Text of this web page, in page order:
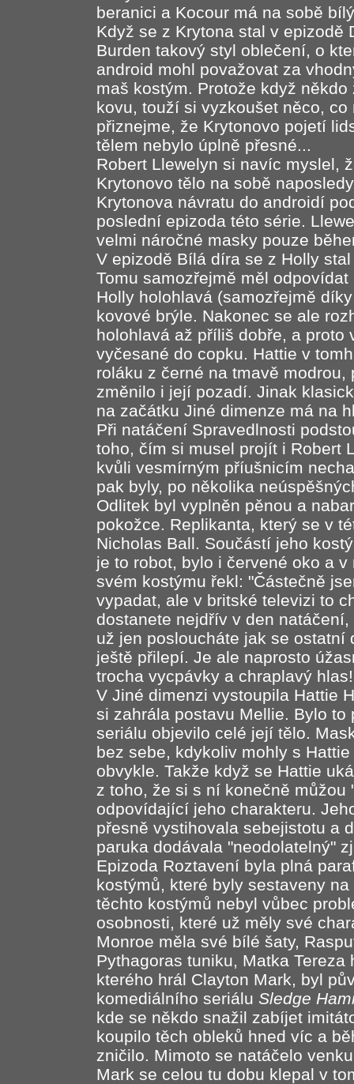
beranici a Kocour má na sobě
Když se z Krytona stal v epizodě
Burden takový styl oblečení, o
android mohl považovat za
maš kostým. Protože když
kovu, touží si vyzkoušet něco,
přiznejme, že Krytonovo pojetí
tělem nebylo úplně přesné...
Robert Llewelyn si navíc myslel,
Krytonovo tělo na sobě
Krytonova návratu do androidí
poslední epizoda této série.
velmi náročné masky pouze
V epizodě Bílá díra se z Holly
Tomu samozřejmě měl
Holly holohlavá (samozřejmě
kovové brýle. Nakonec se ale
holohlavá až příliš dobře, a proto
vyčesané do copku. Hattie v
roláku z černé na tmavě
změnilo i její pozadí. Jinak
na začátku Jiné dimenze má na
Při natáčení Spravedlnosti
toho, čím si musel projít i Robert
kvůli vesmírným příušnicím
pak byly, po několika
Odlitek byl vyplněn pěnou a
pokožce. Replikanta, který se v
Nicholas Ball. Součástí jeho
je to robot, bylo i červené oko a
svém kostýmu řekl: "Částečně
vypadat, ale v britské televizi to
dostanete nejdřív v den
už jen posloucháte jak se
ještě přilepí. Je ale naprosto
trocha vycpávky a chraplavý
V Jiné dimenzi vystoupila Hattie
si zahrála postavu Mellie. Bylo to
seriálu objevilo celé její tělo.
bez sebe, kdykoliv mohly s
obvykle. Takže když se Hattie
z toho, že si s ní konečně
odpovídající jeho charakteru.
přesně vystihovala sebejistotu a
paruka dodávala "neodolatelný"
Epizoda Roztavení byla plná
kostýmů, které byly sestaveny
těchto kostýmů nebyl vůbec
osobnosti, které už měly své
Monroe měla své bílé šaty,
Pythagoras tuniku, Matka
kterého hrál Clayton Mark, byl
komediálního seriálu Sledge
kde se někdo snažil zabíjet
koupilo těch obleků hned víc a
zničilo. Mimoto se natáčelo
Mark se celou tu dobu klepal v